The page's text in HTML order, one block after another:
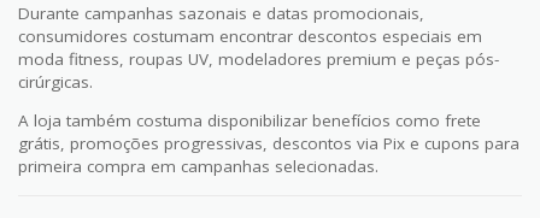
Durante campanhas sazonais e datas promocionais,
consumidores costumam encontrar descontos especiais em
moda fitness, roupas UV, modeladores premium e peças pós-
cirúrgicas.
A loja também costuma disponibilizar benefícios como frete
grátis, promoções progressivas, descontos via Pix e cupons para
primeira compra em campanhas selecionadas.